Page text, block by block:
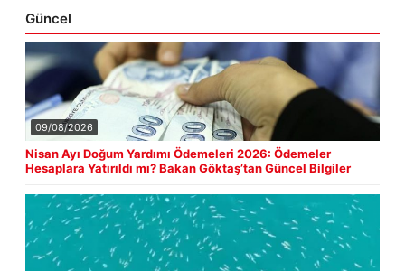
Güncel
09/08/2026
Nisan Ayı Doğum Yardımı Ödemeleri 2026: Ödemeler
Hesaplara Yatırıldı mı? Bakan Göktaş’tan Güncel Bilgiler